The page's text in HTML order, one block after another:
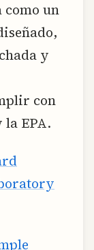
como un
y
con
la EPA.